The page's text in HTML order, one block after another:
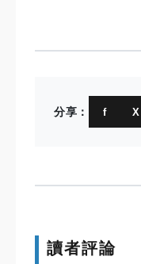
分享： f X
讀者評論